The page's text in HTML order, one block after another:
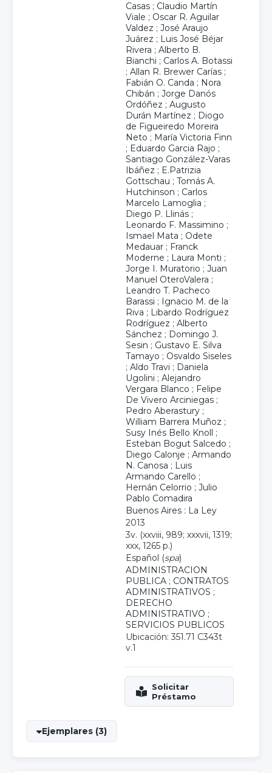
Casas ; Claudio Martín
Viale ; Oscar R. Aguilar
Valdez ; José Araujo
Juárez ; Luis José Béjar
Rivera ; Alberto B.
Bianchi ; Carlos A. Botassi
; Allan R. Brewer Carías ;
Fabián O. Canda ; Nora
Chibán ; Jorge Danós
Ordóñez ; Augusto
Durán Martínez ; Diogo
de Figueiredo Moreira
Neto ; María Victoria Finn
; Eduardo Garcia Rajo ;
Santiago González-Varas
Ibáñez ; E.Patrizia
Gottschau ; Tomás A.
Hutchinson ; Carlos
Marcelo Lamoglia ;
Diego P. Llinás ;
Leonardo F. Massimino ;
Ismael Mata ; Odete
Medauar ; Franck
Moderne ; Laura Monti ;
Jorge I. Muratorio ; Juan
Manuel OteroValera ;
Leandro T. Pacheco
Barassi ; Ignacio M. de la
Riva ; Libardo Rodríguez
Rodríguez ; Alberto
Sánchez ; Domingo J.
Sesin ; Gustavo E. Silva
Tamayo ; Osvaldo Siseles
; Aldo Travi ; Daniela
Ugolini ; Alejandro
Vergara Blanco ; Felipe
De Vivero Arciniegas ;
Pedro Aberastury ;
William Barrera Muñoz ;
Susy Inés Bello Knoll ;
Esteban Bogut Salcedo ;
Diego Calonje ; Armando
N. Canosa ; Luis
Armando Carello ;
Hernán Celorrio ; Julio
Pablo Comadira
Buenos Aires : La Ley
2013
3v. (xxviii, 989; xxxvii, 1319;
xxx, 1265 p.)
Español (spa)
ADMINISTRACION
PUBLICA ; CONTRATOS
ADMINISTRATIVOS ;
DERECHO
ADMINISTRATIVO ;
SERVICIOS PUBLICOS
Ubicación: 351.71 C343t
v.1
Ejemplares (3)